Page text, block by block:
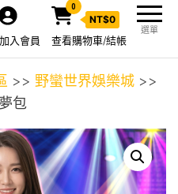
選單
0
NT$0
查看購物車/結帳
入會員
>> 野蠻世界娛樂城 >>
包